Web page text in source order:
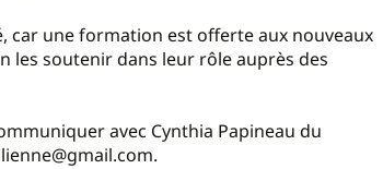
car une formation est offerte aux nouveaux
les soutenir dans leur rôle auprès des
avec Cynthia Papineau du